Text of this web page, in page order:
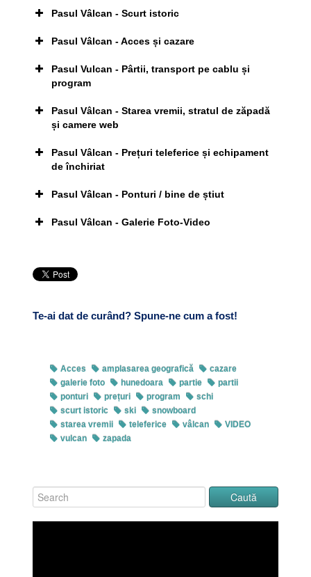
Click pe imagine pentru afișarea ei în întregime
Pasul Vâlcan - Scurt istoric
Pasul Vâlcan - Acces și cazare
Pasul Vulcan - Pârtii, transport pe cablu și
program
telefericelor
Pasul Vâlcan - Starea vremii, stratul de zăpadă
și camere web
Pasul Vâlcan - Prețuri teleferice și echipament
de închiriat
Pasul Vâlcan - Ponturi / bine de știut
Pasul Vâlcan - Galerie Foto-Video
Click pe imagine pentru afișarea ei în întregime
Click pe imagine pentru afișarea ei în întregime
Te-ai dat de curând? Spune-ne cum a fost!
Acces amplasarea geografică
cazare
galerie foto
hunedoara partie
partii
ponturi
prețuri program
schi
scurt istoric
ski
snowboard
starea vremii
teleferice vâlcan
VIDEO
vulcan
zapada